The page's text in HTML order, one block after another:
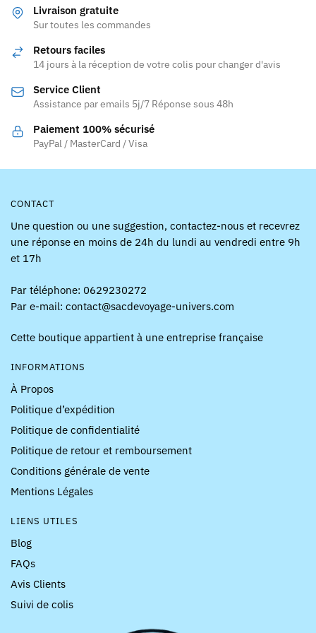
variations.
Les
peuvent
choisies
sur
la
page
être
la
Livraison gratuite
Sur toutes les commandes
Retours faciles
14 jours à la réception de votre colis pour changer d'avis
Service Client
Assistance par emails 5j/7 Réponse sous 48h
Paiement 100% sécurisé
PayPal / MasterCard / Visa
CONTACT
Une question ou une suggestion, contactez-nous et recevrez
une réponse en moins de 24h du lundi au vendredi entre 9h
et 17h
Par téléphone: 0629230272
Par e-mail: contact@sacdevoyage-univers.com
Cette boutique appartient à une entreprise française
INFORMATIONS
À Propos
Politique d’expédition
Politique de confidentialité
Politique de retour et remboursement
Conditions générale de vente
Mentions Légales
LIENS UTILES
Blog
FAQs
Avis Clients
Suivi de colis